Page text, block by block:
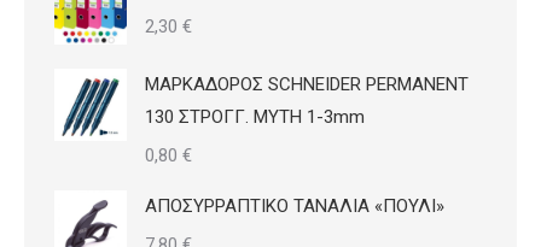
2,30 €
ΜΑΡΚΑΔΟΡΟΣ SCHNEIDER PERMANENT
130 ΣΤΡΟΓΓ. ΜΥΤΗ 1-3mm
0,80 €
ΑΠΟΣΥΡΡΑΠΤΙΚΟ ΤΑΝΑΛΙΑ «ΠΟΥΛΙ»